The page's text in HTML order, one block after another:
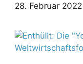
28. Februar 2022